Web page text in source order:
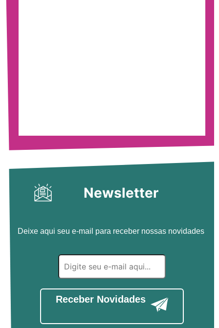
Newsletter
Deixe aqui seu e-mail para receber nossas novidades
Receber Novidades